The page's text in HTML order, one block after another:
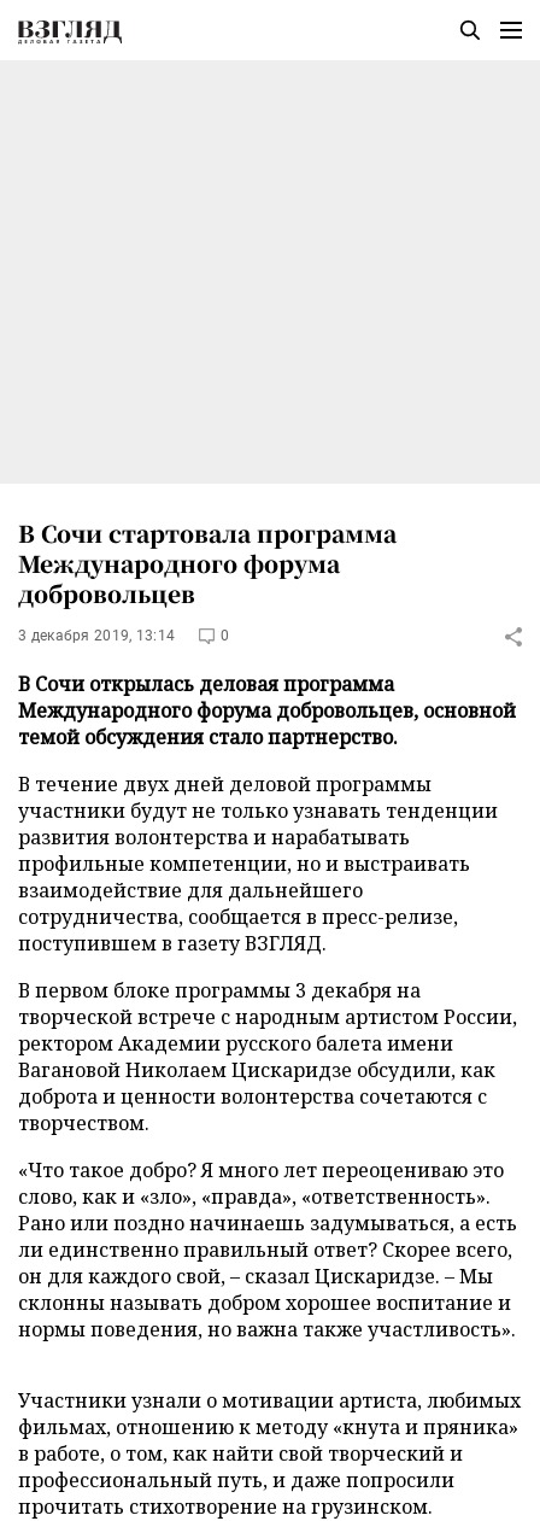
В Сочи стартовала программа
Международного форума
добровольцев
3 декабря 2019, 13:14 0
В Сочи открылась деловая программа
Международного форума добровольцев, основной
темой обсуждения стало партнерство.
В течение двух дней деловой программы
участники будут не только узнавать тенденции
развития волонтерства и нарабатывать
профильные компетенции, но и выстраивать
взаимодействие для дальнейшего
сотрудничества, сообщается в пресс-релизе,
поступившем в газету ВЗГЛЯД.
В первом блоке программы 3 декабря на
творческой встрече с народным артистом России,
ректором Академии русского балета имени
Вагановой Николаем Цискаридзе обсудили, как
доброта и ценности волонтерства сочетаются с
творчеством.
«Что такое добро? Я много лет переоцениваю это
слово, как и «зло», «правда», «ответственность».
Рано или поздно начинаешь задумываться, а есть
ли единственно правильный ответ? Скорее всего,
он для каждого свой, – сказал Цискаридзе. – Мы
склонны называть добром хорошее воспитание и
нормы поведения, но важна также участливость».
Участники узнали о мотивации артиста, любимых
фильмах, отношению к методу «кнута и пряника»
в работе, о том, как найти свой творческий и
профессиональный путь, и даже попросили
прочитать стихотворение на грузинском.